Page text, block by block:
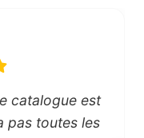
catalogue est
pas toutes les